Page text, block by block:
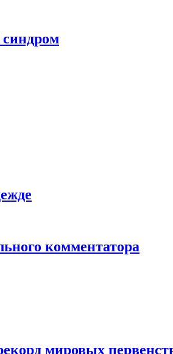
синдром
комментатора
мировых